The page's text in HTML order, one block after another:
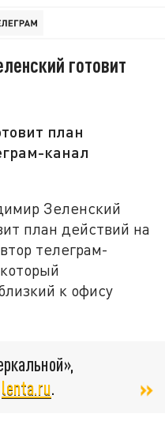
готовит
план
канал
Зеленский
план действий на
телеграм-
к офису
lenta.ru.